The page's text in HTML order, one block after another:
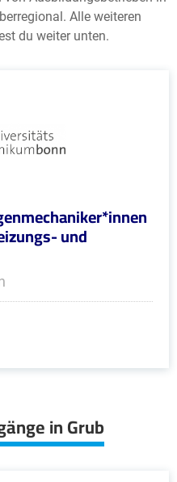
Alle weiteren
du weiter unten.
und
in Grub